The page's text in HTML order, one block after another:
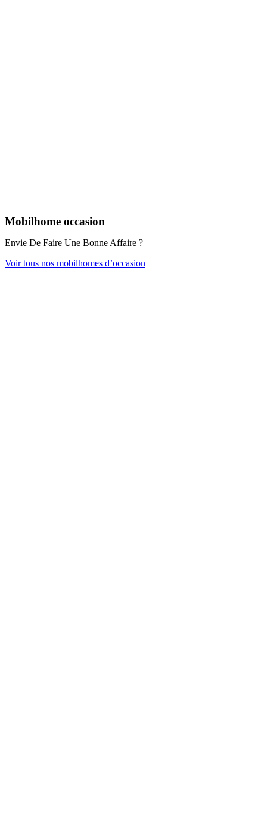
Mobilhome occasion
Envie De Faire Une Bonne Affaire ?
Voir tous nos mobilhomes d’occasion